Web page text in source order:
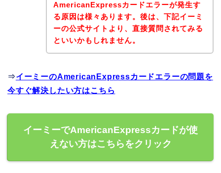
AmericanExpressカードエラーが発生す
る原因は様々あります。後は、下記イーミ
ーの公式サイトより、直接質問されてみる
といいかもしれません。
⇒イーミーのAmericanExpressカードエラーの問題を
今すぐ解決したい方はこちら
イーミーでAmericanExpressカードが使
えない方はこちらをクリック